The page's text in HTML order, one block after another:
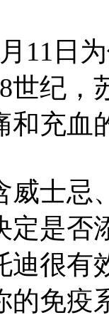
11日
世纪，
和充血
威士忌
定是否
迪很有
的免疫